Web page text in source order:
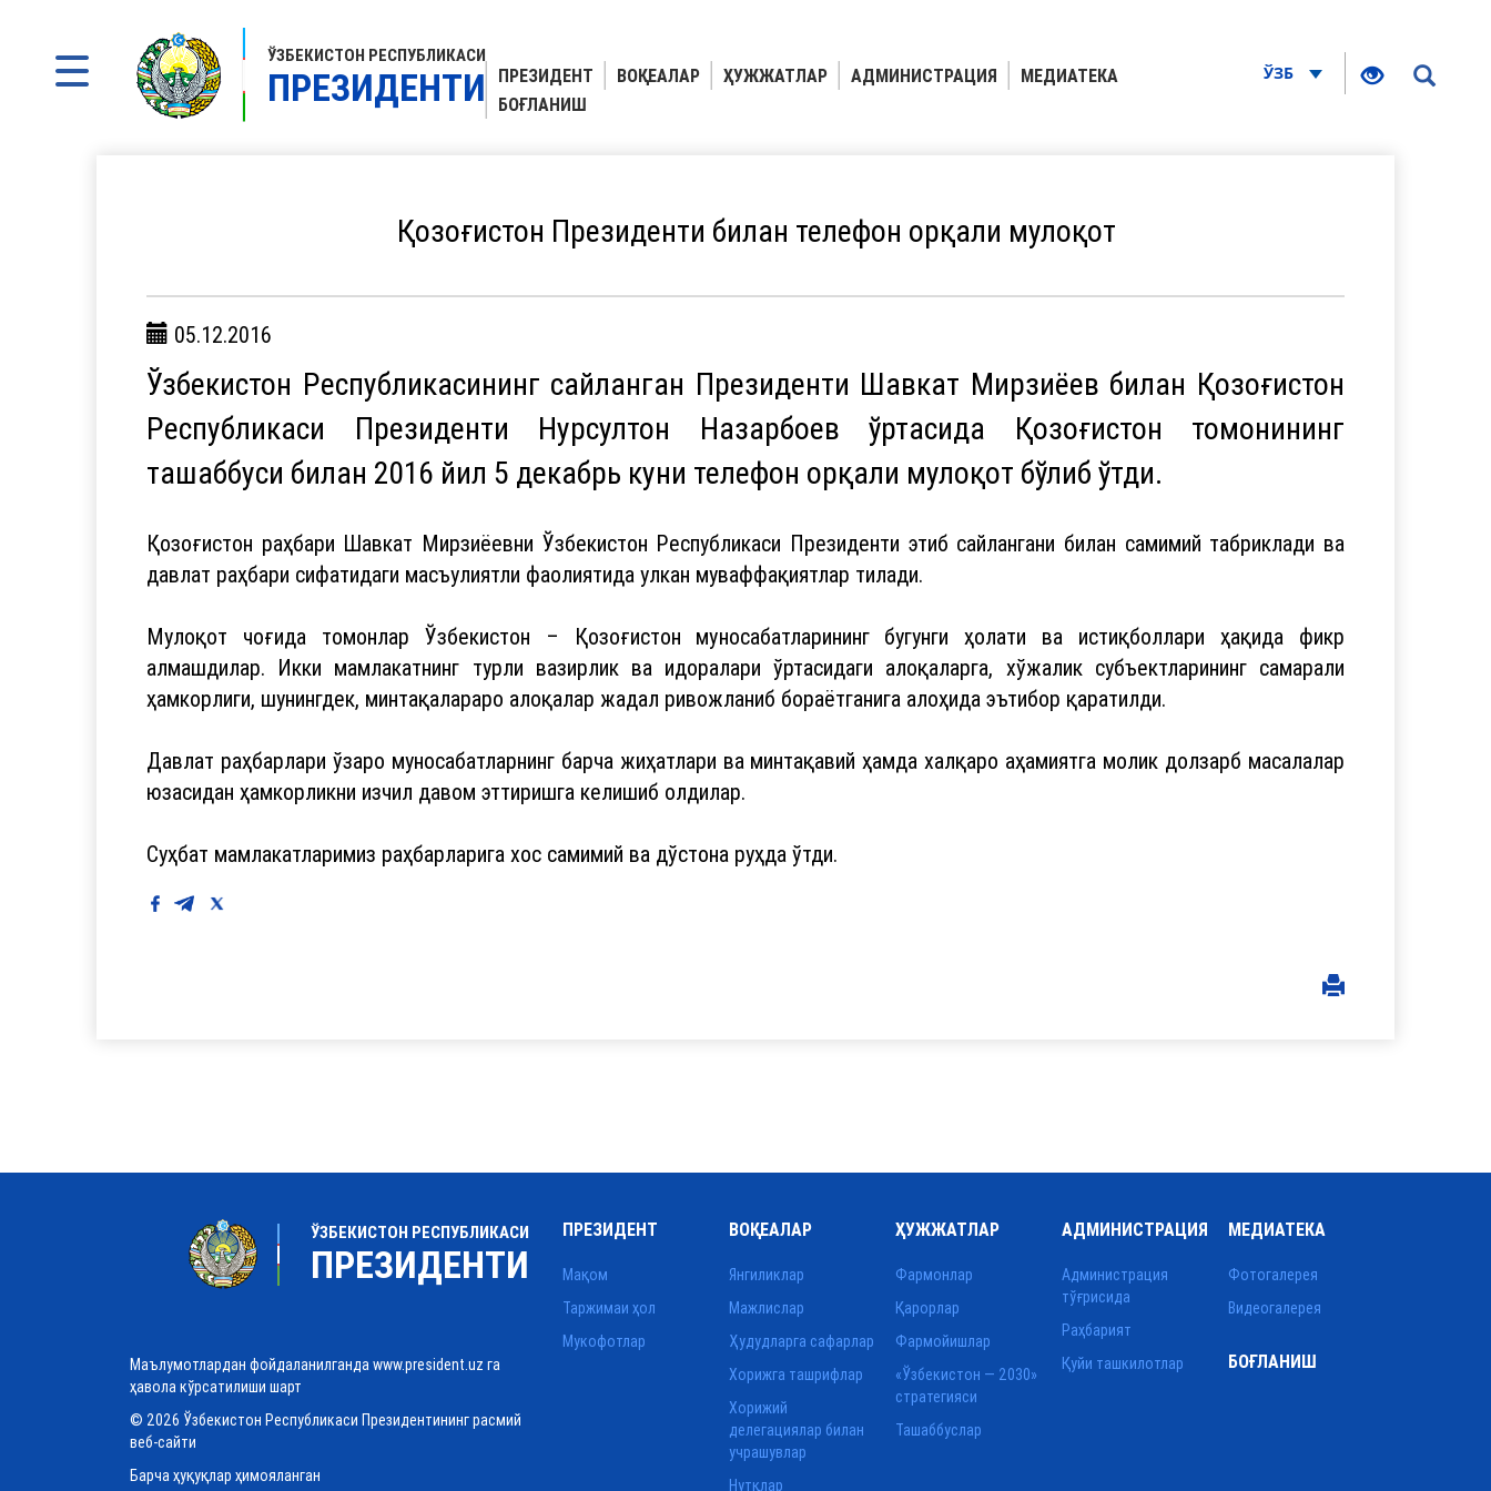
ЎЗБЕКИСТОН РЕСПУБЛИКАСИ
ПРЕЗИДЕНТИ ПРЕЗИДЕНТ ВОҚЕАЛАР ҲУЖЖАТЛАР АДМИНИСТРАЦИЯ
МЕДИАТЕКА
БОҒЛАНИШ
ЎЗБ
Қозоғистон Президенти билан телефон орқали мулоқот
05.12.2016
Ўзбекистон Республикасининг сайланган Президенти Шавкат Мирзиёев билан Қозоғистон
Республикаси Президенти Нурсултон Назарбоев ўртасида Қозоғистон томонининг
ташаббуси билан 2016 йил 5 декабрь куни телефон орқали мулоқот бўлиб ўтди.
Қозоғистон раҳбари Шавкат Мирзиёевни Ўзбекистон Республикаси Президенти этиб сайлангани билан самимий табриклади ва
давлат раҳбари сифатидаги масъулиятли фаолиятида улкан муваффақиятлар тилади.
Мулоқот чоғида томонлар Ўзбекистон – Қозоғистон муносабатларининг бугунги ҳолати ва истиқболлари ҳақида фикр
алмашдилар. Икки мамлакатнинг турли вазирлик ва идоралари ўртасидаги алоқаларга, хўжалик субъектларининг самарали
ҳамкорлиги, шунингдек, минтақалараро алоқалар жадал ривожланиб бораётганига алоҳида эътибор қаратилди.
Давлат раҳбарлари ўзаро муносабатларнинг барча жиҳатлари ва минтақавий ҳамда халқаро аҳамиятга молик долзарб масалалар
юзасидан ҳамкорликни изчил давом эттиришга келишиб олдилар.
Суҳбат мамлакатларимиз раҳбарларига хос самимий ва дўстона руҳда ўтди.
ЎЗБЕКИСТОН РЕСПУБЛИКАСИ
ПРЕЗИДЕНТИ
Маълумотлардан фойдаланилганда www.president.uz га
ҳавола кўрсатилиши шарт
© 2026 Ўзбекистон Республикаси Президентининг расмий
веб-сайти
Барча ҳуқуқлар ҳимояланган
ПРЕЗИДЕНТ
Мақом
Таржимаи ҳол
Мукофотлар
ВОҚЕАЛАР
Янгиликлар
Мажлислар
Ҳудудларга сафарлар
Хорижга ташрифлар
Хорижий
делегациялар билан
учрашувлар
Нутқлар
ҲУЖЖАТЛАР
Фармонлар
Қарорлар
Фармойишлар
«Ўзбекистон — 2030»
стратегияси
Ташаббуслар
АДМИНИСТРАЦИЯ
Администрация
тўғрисида
Раҳбарият
Қуйи ташкилотлар
МЕДИАТЕКА
Фотогалерея
Видеогалерея
БОҒЛАНИШ